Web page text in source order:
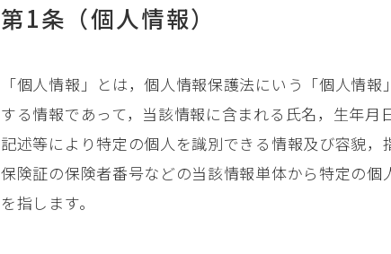
第1条（個人情報）
「個人情報」とは，個人情報保護法にいう「個人情
する情報であって，当該情報に含まれる氏名，生年
記述等により特定の個人を識別できる情報及び容貌
保険証の保険者番号などの当該情報単体から特定の個
を指します。